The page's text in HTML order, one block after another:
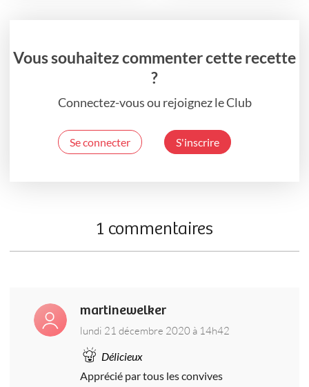
Vous souhaitez commenter cette recette
?
Connectez-vous ou rejoignez le Club
Se connecter S'inscrire
1 commentaires
martinewelker
lundi 21 décembre 2020 à 14h42
Délicieux
Apprécié par tous les convives